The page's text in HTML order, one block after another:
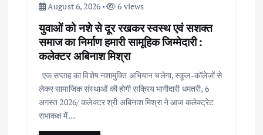
August 6, 2026
6 views
युवाओं को नशे से दूर रखकर स्वस्थ एवं सशक्त
समाज का निर्माण हमारी सामूहिक जिम्मेदारी :
कलेक्टर अबिनाश मिश्रा
एक सप्ताह का विशेष नशामुक्ति अभियान चलेगा, स्कूल-कॉलेजों से
लेकर सामाजिक संस्थाओं की होगी सक्रिय भागीदारी धमतरी, 6
अगस्त 2026/ कलेक्टर श्री अबिनाश मिश्रा ने आज कलेक्ट्रेट
सभाकक्ष में…